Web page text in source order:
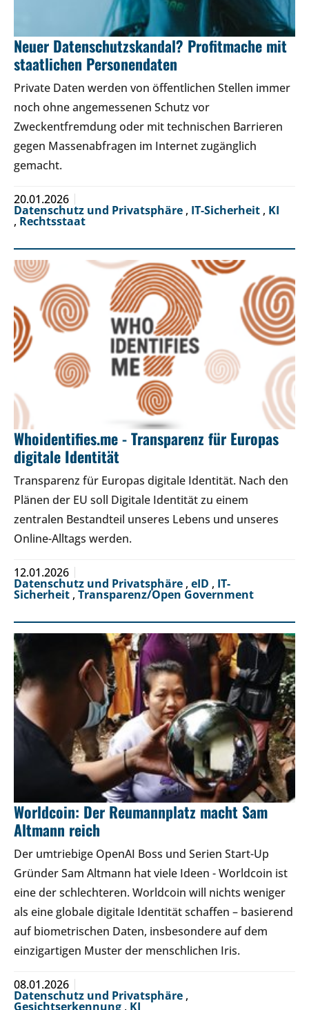
Neuer Datenschutzskandal? Profitmache mit
staatlichen Personendaten
Private Daten werden von öffentlichen Stellen immer
noch ohne angemessenen Schutz vor
Zweckentfremdung oder mit technischen Barrieren
gegen Massenabfragen im Internet zugänglich
gemacht.
20.01.2026
Datenschutz und Privatsphäre , IT-Sicherheit , KI
, Rechtsstaat
Whoidentifies.me - Transparenz für Europas
digitale Identität
Transparenz für Europas digitale Identität. Nach den
Plänen der EU soll Digitale Identität zu einem
zentralen Bestandteil unseres Lebens und unseres
Online-Alltags werden.
12.01.2026
Datenschutz und Privatsphäre , eID , IT-
Sicherheit , Transparenz/Open Government
Worldcoin: Der Reumannplatz macht Sam
Altmann reich
Der umtriebige OpenAI Boss und Serien Start-Up
Gründer Sam Altmann hat viele Ideen - Worldcoin ist
eine der schlechteren. Worldcoin will nichts weniger
als eine globale digitale Identität schaffen – basierend
auf biometrischen Daten, insbesondere auf dem
einzigartigen Muster der menschlichen Iris.
08.01.2026
Datenschutz und Privatsphäre ,
Gesichtserkennung , KI